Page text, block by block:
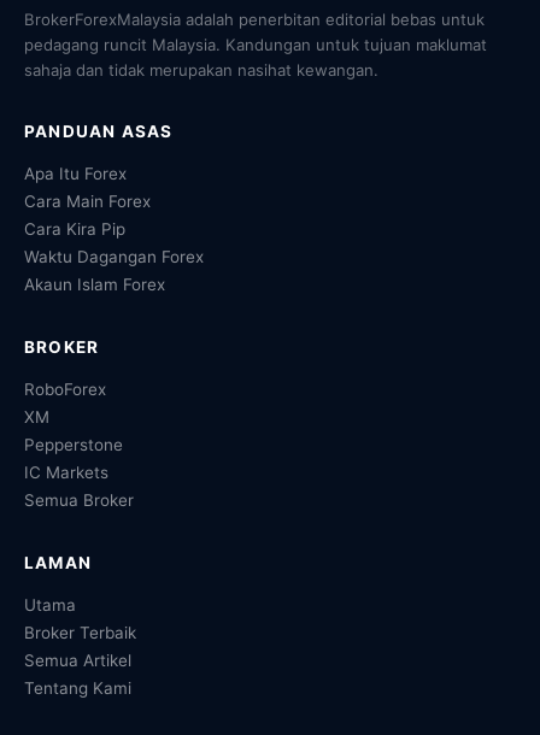
BrokerForexMalaysia adalah penerbitan editorial bebas untuk
pedagang runcit Malaysia. Kandungan untuk tujuan maklumat
sahaja dan tidak merupakan nasihat kewangan.
PANDUAN ASAS
Apa Itu Forex
Cara Main Forex
Cara Kira Pip
Waktu Dagangan Forex
Akaun Islam Forex
BROKER
RoboForex
XM
Pepperstone
IC Markets
Semua Broker
LAMAN
Utama
Broker Terbaik
Semua Artikel
Tentang Kami